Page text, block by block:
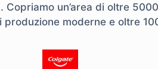
un’area di oltre
produzione moderne e oltre